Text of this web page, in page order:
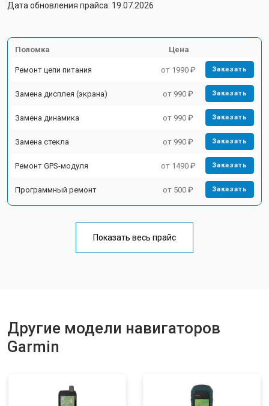
Дата обновления прайса: 19.07.2026
Поломка Цена
Ремонт цепи питания от 1990 ₽ Заказать
Замена дисплея (экрана) от 990 ₽ Заказать
Замена динамика от 990 ₽ Заказать
Замена стекла от 990 ₽ Заказать
Ремонт GPS-модуля от 1490 ₽ Заказать
Программный ремонт от 500 ₽ Заказать
Показать весь прайс
Другие модели навигаторов
Garmin